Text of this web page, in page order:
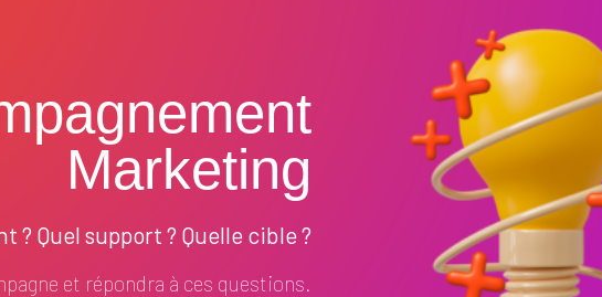
Marketing
? Quel support ? Quelle cible ?
et répondra à ces questions.